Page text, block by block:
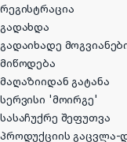
რეგისტრაცია
გადახდა
გადაიხადე
მიწოდება
მაღაზიიდან გატანა
სერვისი 'მოირგე'
სასაჩუქრე შეფუთვა
პროდუქციის გაცვლა-